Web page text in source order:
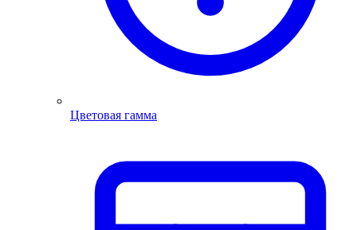
Цветовая гамма